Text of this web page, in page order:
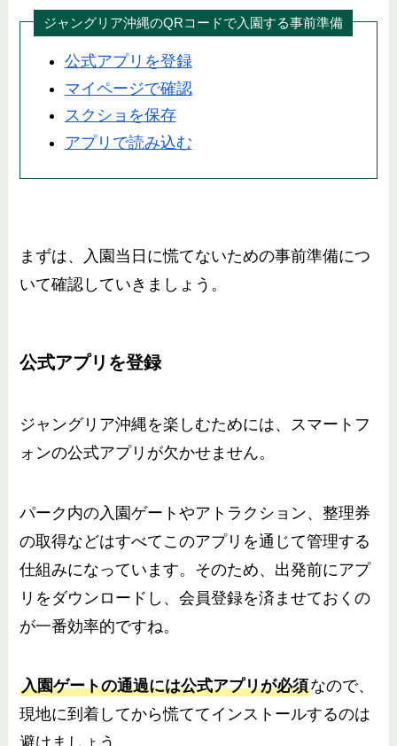
ジャングリア沖縄のQRコードで入園する事前準備
公式アプリを登録
マイページで確認
スクショを保存
アプリで読み込む
まずは、入園当日に慌てないための事前準備につ
いて確認していきましょう。
公式アプリを登録
ジャングリア沖縄を楽しむためには、スマートフ
ォンの公式アプリが欠かせません。
パーク内の入園ゲートやアトラクション、整理券
の取得などはすべてこのアプリを通じて管理する
仕組みになっています。そのため、出発前にアプ
リをダウンロードし、会員登録を済ませておくの
が一番効率的ですね。
入園ゲートの通過には公式アプリが必須なので、
現地に到着してから慌ててインストールするのは